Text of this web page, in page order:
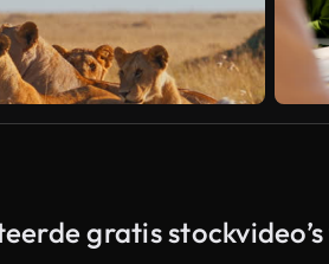
gratis